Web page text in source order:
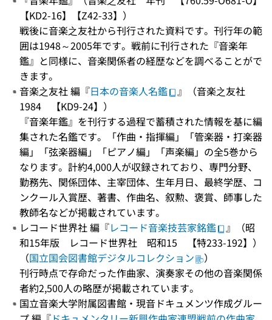
【KD2-16】【Z42-33】）
戦後に音楽之友社から刊行された資料です。刊行年の範
囲は1948～2005年です。戦前に刊行された『音楽年
鑑』と同様に、音楽関係者の経歴などを調べることがで
きます。
音楽之友社 編『日本の音楽人名鑑
』（音楽之友社
1984 【KD9-24】）
『音楽年鑑』を刊行する過程で蓄積された情報を基に編
集された名鑑です。「作曲・指揮編」「管楽器・打楽器
編」「弦楽器編」「ピアノ編」「声楽編」の全5巻から
なります。計約4,000人が収録されており、専門分野、
勤務先、関係団体、主宰団体、生年月日、最終学歴、コ
ンクール入賞歴、著書、作曲名、叙勲、褒賞、師事した
教師名などが掲載されています。
レコード世界社 編『レコード音楽技芸家銘鑑
』（昭
和15年版 レコード世界社 昭和15 【特233-192】）
（国立国会図書館デジタルコレクション
）
刊行時点で存命だった作曲家、演奏家その他の音楽関係
者約2,500人の略歴が掲載されています。
国立音楽大学附属図書館・現音ドキュメンツ作成グルー